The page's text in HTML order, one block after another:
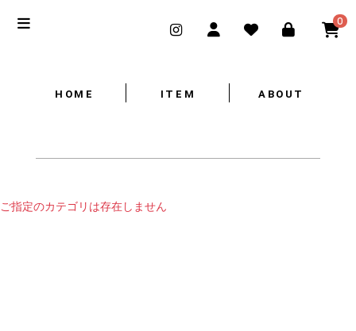
0
HOME ITEM ABOUT
ご指定のカテゴリは存在しません